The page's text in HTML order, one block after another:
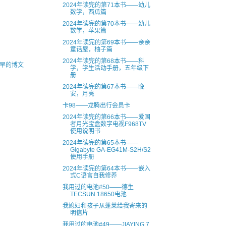
的博文
2024年读完的第71本书——幼儿
数学，西瓜篇
2024年读完的第70本书——幼儿
数学，苹果篇
2024年读完的第69本书——亲亲
童话屋，柚子篇
2024年读完的第68本书——科
学，学生活动手册，五年级下
册
2024年读完的第67本书——晚
安，月亮
卡98——龙腾出行会员卡
2024年读完的第66本书——爱国
者月光宝盒数字电视F968TV
使用说明书
2024年读完的第65本书——
Gigabyte GA-EG41M-S2H/S2
使用手册
2024年读完的第64本书——嵌入
式C语言自我修养
我用过的电池#50——德生
TECSUN 18650电池
我媳妇和孩子从蓬莱给我寄来的
明信片
我用过的电池#49——JIAYING 7